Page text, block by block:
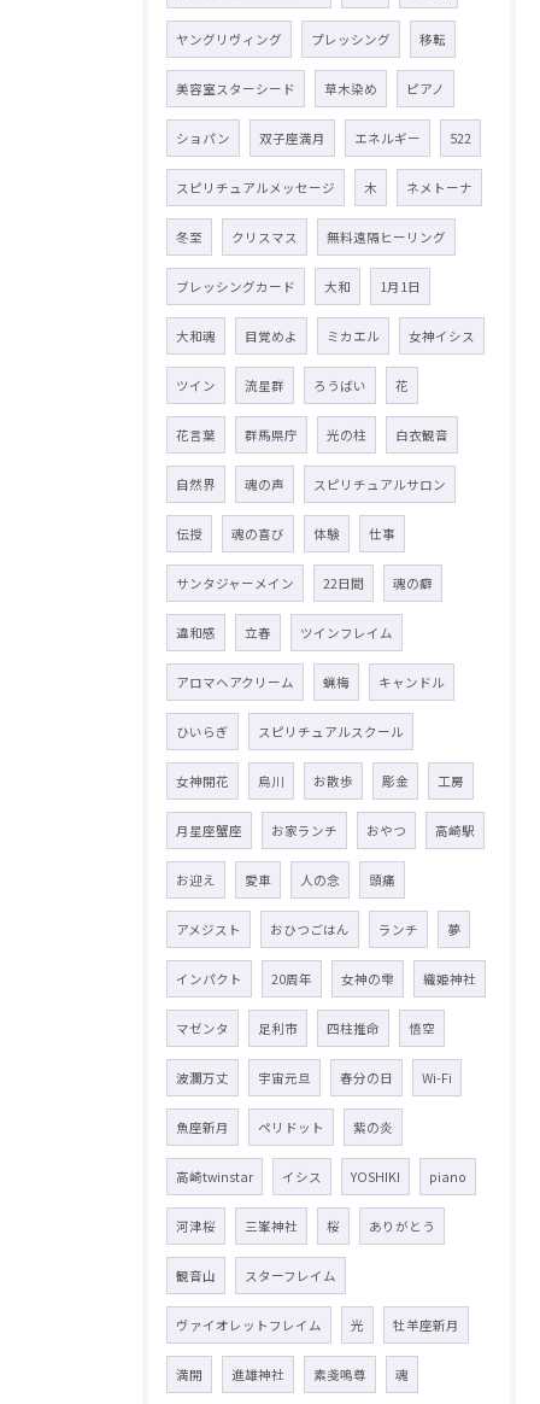
ヤングリヴィング プレッシング 移転
美容室スターシード 草木染め ピアノ
ショパン 双子座満月 エネルギー 522
スピリチュアルメッセージ 木 ネメトーナ
冬至 クリスマス 無料遠隔ヒーリング
ブレッシングカード 大和 1月1日
大和魂 目覚めよ ミカエル 女神イシス
ツイン 流星群 ろうばい 花
花言葉 群馬県庁 光の柱 白衣観音
自然界 魂の声 スピリチュアルサロン
伝授 魂の喜び 体験 仕事
サンタジャーメイン 22日間 魂の癖
違和感 立春 ツインフレイム
アロマヘアクリーム 蝋梅 キャンドル
ひいらぎ スピリチュアルスクール
女神開花 烏川 お散歩 彫金 工房
月星座蟹座 お家ランチ おやつ 高崎駅
お迎え 愛車 人の念 頭痛
アメジスト おひつごはん ランチ 夢
インパクト 20周年 女神の雫 織姫神社
マゼンタ 足利市 四柱推命 悟空
波瀾万丈 宇宙元旦 春分の日 Wi-Fi
魚座新月 ペリドット 紫の炎
高崎twinstar イシス YOSHIKI piano
河津桜 三峯神社 桜 ありがとう
観音山 スターフレイム
ヴァイオレットフレイム 光 牡羊座新月
満開 進雄神社 素戔嗚尊 魂